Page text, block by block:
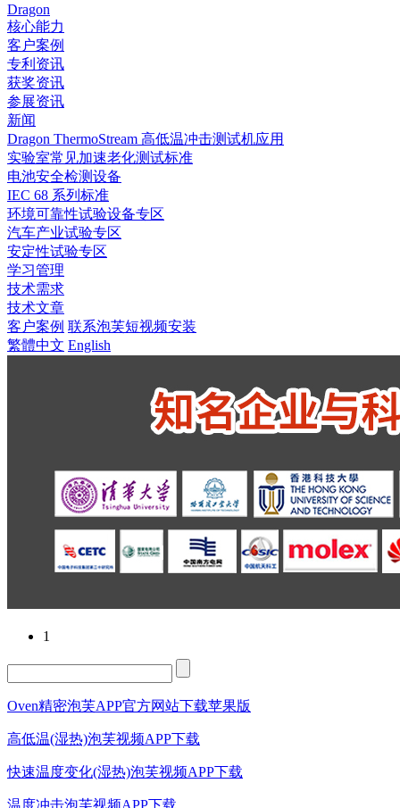
Dragon
核心能力
客户案例
专利资讯
获奖资讯
参展资讯
新闻
Dragon ThermoStream 高低温冲击测试机应用
实验室常见加速老化测试标准
电池安全检测设备
IEC 68 系列标准
环境可靠性试验设备专区
汽车产业试验专区
安定性试验专区
学习管理
技术需求
技术文章
客户案例 联系泡芙短视频安装
繁體中文 English
1
Oven精密泡芙APP官方网站下载苹果版
高低温(湿热)泡芙视频APP下载
快速温度变化(湿热)泡芙视频APP下载
温度冲击泡芙视频APP下载